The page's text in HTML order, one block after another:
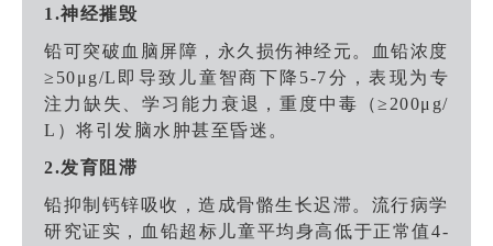
1.神经摧毁
铅可突破血脑屏障，永久损伤神经元。血铅浓度
≥50μg/L即导致儿童智商下降5-7分，表现为专
注力缺失、学习能力衰退，重度中毒（≥200μg/
L）将引发脑水肿甚至昏迷。
2.发育阻滞
铅抑制钙锌吸收，造成骨骼生长迟滞。流行病学
研究证实，血铅超标儿童平均身高低于正常值4-